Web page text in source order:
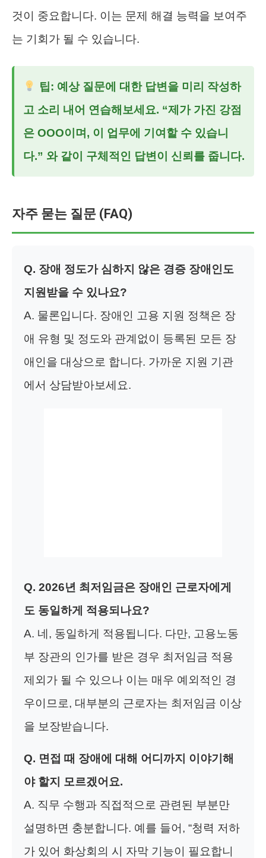
것이 중요합니다. 이는 문제 해결 능력을 보여주
는 기회가 될 수 있습니다.
팁: 예상 질문에 대한 답변을 미리 작성하
고 소리 내어 연습해보세요. “제가 가진 강점
은 OOO이며, 이 업무에 기여할 수 있습니
다.” 와 같이 구체적인 답변이 신뢰를 줍니다.
자주 묻는 질문 (FAQ)
Q. 장애 정도가 심하지 않은 경증 장애인도
지원받을 수 있나요?
A. 물론입니다. 장애인 고용 지원 정책은 장
애 유형 및 정도와 관계없이 등록된 모든 장
애인을 대상으로 합니다. 가까운 지원 기관
에서 상담받아보세요.
Q. 2026년 최저임금은 장애인 근로자에게
도 동일하게 적용되나요?
A. 네, 동일하게 적용됩니다. 다만, 고용노동
부 장관의 인가를 받은 경우 최저임금 적용
제외가 될 수 있으나 이는 매우 예외적인 경
우이므로, 대부분의 근로자는 최저임금 이상
을 보장받습니다.
Q. 면접 때 장애에 대해 어디까지 이야기해
야 할지 모르겠어요.
A. 직무 수행과 직접적으로 관련된 부분만
설명하면 충분합니다. 예를 들어, “청력 저하
가 있어 화상회의 시 자막 기능이 필요합니